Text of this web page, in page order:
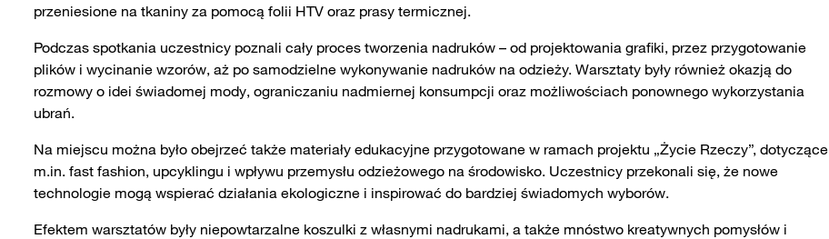
przeniesione na tkaniny za pomocą folii HTV oraz prasy termicznej.
Podczas spotkania uczestnicy poznali cały proces tworzenia nadruków – od projektowania grafiki, przez przygotowanie
plików i wycinanie wzorów, aż po samodzielne wykonywanie nadruków na odzieży. Warsztaty były również okazją do
rozmowy o idei świadomej mody, ograniczaniu nadmiernej konsumpcji oraz możliwościach ponownego wykorzystania
ubrań.
Na miejscu można było obejrzeć także materiały edukacyjne przygotowane w ramach projektu „Życie Rzeczy”, dotyczące
m.in. fast fashion, upcyklingu i wpływu przemysłu odzieżowego na środowisko. Uczestnicy przekonali się, że nowe
technologie mogą wspierać działania ekologiczne i inspirować do bardziej świadomych wyborów.
Efektem warsztatów były niepowtarzalne koszulki z własnymi nadrukami, a także mnóstwo kreatywnych pomysłów i